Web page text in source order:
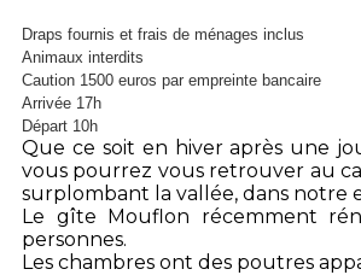
Draps fournis et frais de ménages inclus
Animaux interdits
Caution 1500 euros par empreinte bancaire
Arrivée 17h
Départ 10h
Que ce soit en hiver après une
vous pourrez vous retrouver au
surplombant la vallée, dans notre
Le gîte Mouflon récemment
personnes.
Les chambres ont des poutres